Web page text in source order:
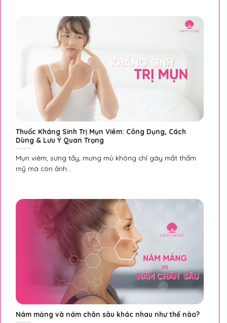
Thuốc Kháng Sinh Trị Mụn Viêm: Công Dụng, Cách
Dùng & Lưu Ý Quan Trọng
Mụn viêm, sưng tấy, mưng mủ không chỉ gây mất thẩm
mỹ mà còn ảnh...
Nám mảng và nám chân sâu khác nhau như thế nào?